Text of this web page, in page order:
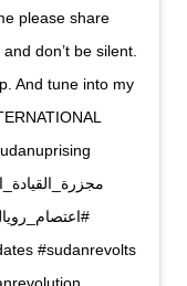
please share
don’t be silent.
And tune into my
#sudanrevolts